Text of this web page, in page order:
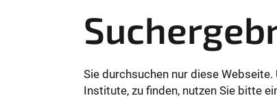
Sie durchsuchen nur diese
Institute, zu finden, nutzen Sie bitte